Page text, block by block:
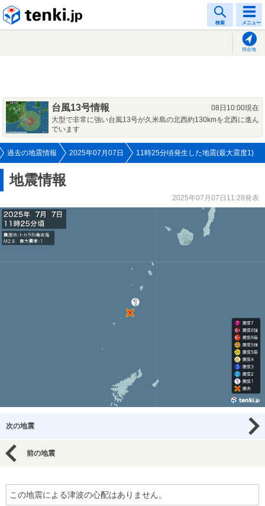
検索 メニュー
現在地
台風13号情報
08日10:00現在
大型で非常に強い台風13号が久米島の北西約130kmを北西に進ん
でいます
過去の地震情報 2025年07月07日 11時25分頃発生した地震(最大震度1)
地震情報
2025年07月07日11:28発表
次の地震
前の地震
この地震による津波の心配はありません。